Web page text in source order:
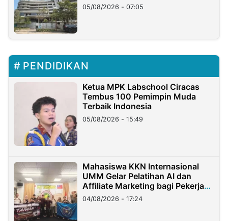
05/08/2026 - 07:05
PENDIDIKAN
Ketua MPK Labschool Ciracas
Tembus 100 Pemimpin Muda
Terbaik Indonesia
05/08/2026 - 15:49
Mahasiswa KKN Internasional
UMM Gelar Pelatihan AI dan
Affiliate Marketing bagi Pekerja
Migran Indonesia di Taiwan
04/08/2026 - 17:24